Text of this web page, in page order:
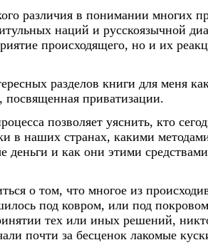
различия в понимании многих
наций и русскоязычной
происходящего, но и их
разделов книги для меня
посвященная приватизации.
позволяет уяснить, кто
в наших странах, какими
деньги и как они этими
о том, что многое из
под ковром, или под
тех или иных решений,
почти за бесценок лакомые